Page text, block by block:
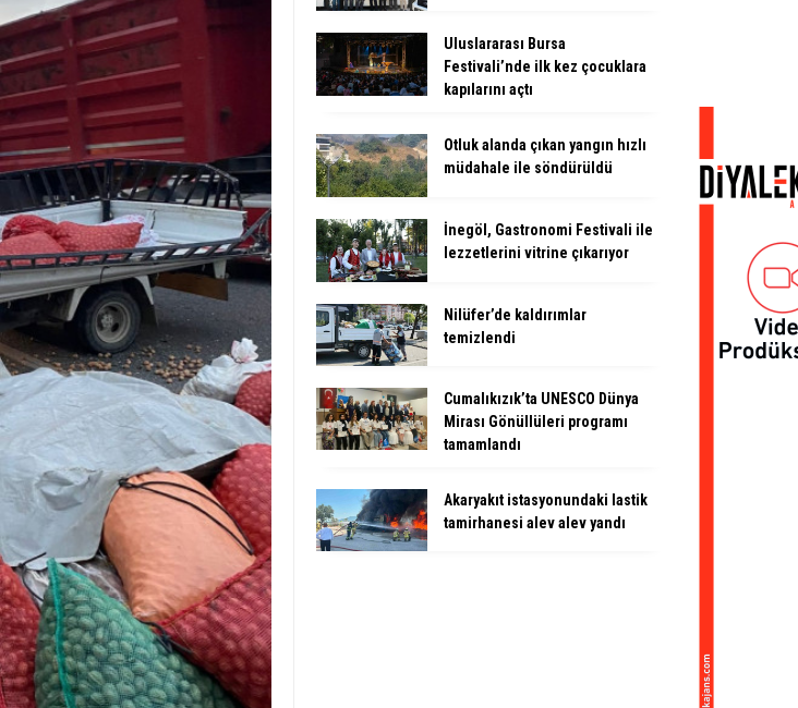
Uluslararası Bursa
Festivali’nde ilk kez çocuklara
kapılarını açtı
Otluk alanda çıkan yangın hızlı
müdahale ile söndürüldü
İnegöl, Gastronomi Festivali ile
lezzetlerini vitrine çıkarıyor
Nilüfer’de kaldırımlar
temizlendi
Cumalıkızık’ta UNESCO Dünya
Mirası Gönüllüleri programı
tamamlandı
Akaryakıt istasyonundaki lastik
tamirhanesi alev alev yandı